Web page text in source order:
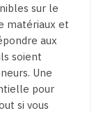
sur le
matériaux et
aux
soient
Une
pour
si vous